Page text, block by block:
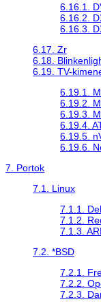
6.16.1.
6.16.2.
6.16.3.
6.17. Zr
6.18.
6.19. TV-
6.19.1.
6.19.2.
6.19.3.
6.19.4.
6.19.5.
6.19.6.
7. Portok
7.1. Linux
7.1.1.
7.1.2.
7.1.3.
7.2. *BSD
7.2.1.
7.2.2.
7.2.3.